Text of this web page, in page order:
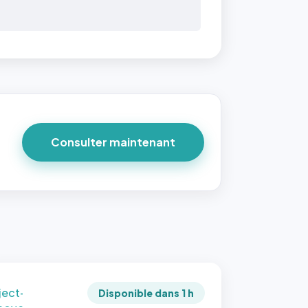
Consulter maintenant
par
1:1
Disponible dans 1 h